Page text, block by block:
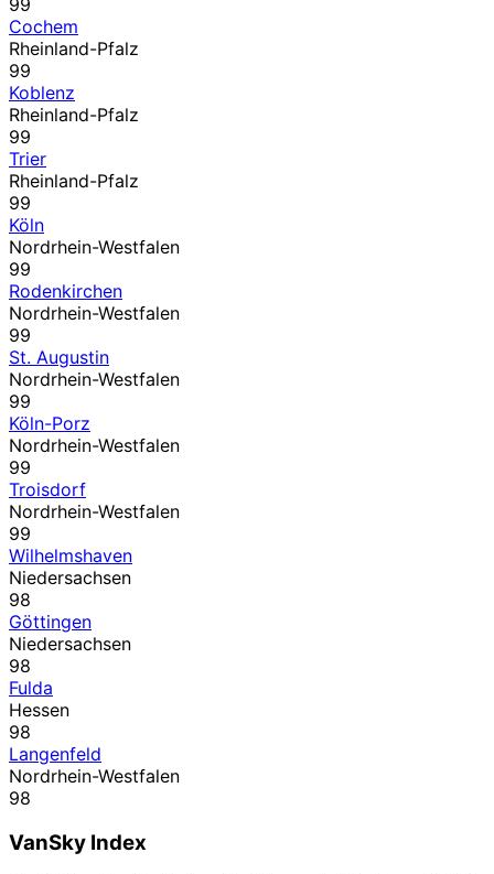
Cochem
Rheinland-Pfalz
99
Koblenz
Rheinland-Pfalz
99
Trier
Rheinland-Pfalz
99
Köln
Nordrhein-Westfalen
99
Rodenkirchen
Nordrhein-Westfalen
99
St. Augustin
Nordrhein-Westfalen
99
Köln-Porz
Nordrhein-Westfalen
99
Troisdorf
Nordrhein-Westfalen
99
Wilhelmshaven
Niedersachsen
98
Göttingen
Niedersachsen
98
Fulda
Hessen
98
Langenfeld
Nordrhein-Westfalen
98
VanSky Index